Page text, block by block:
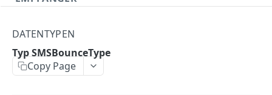
CRM Connector
[EN] API Update-Info
DeleteProfile
DATENTYPEN
Typ SMSBounceType
Copy Page